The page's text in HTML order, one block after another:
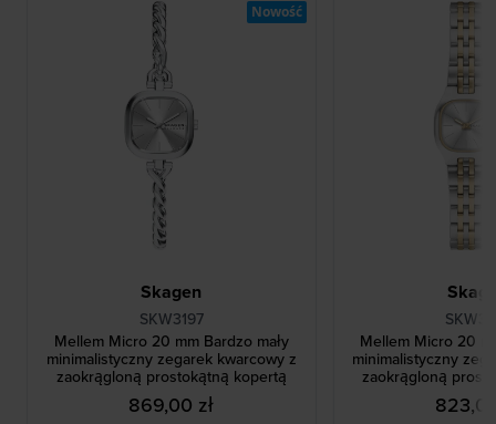
Skagen
SKW3197
Mellem Micro 20 mm Bardzo mały
minimalistyczny zegarek kwarcowy z
zaokrągloną prostokątną kopertą
869,00 zł
Nowość
Mellem Micro 20
minimalistyczny
zaokrągloną